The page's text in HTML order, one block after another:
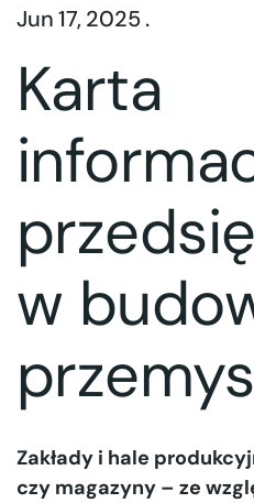
Jun 17, 2025 .
Karta
w
Zakłady i hale
czy magazyny – ze